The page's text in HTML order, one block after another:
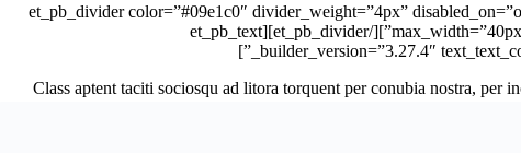
[/et_pb_text][et_pb_divider color=”#09e1c0″ divider_weight=”4px”
max_width=”40px” module_alignment=”left” custom_margin=”||10px|” animation_style=”zoom” animation_direction=”left” saved_tabs=”all” locked=”off”][/et_pb_divider][et_pb_text
_builder_version=”3.27.4″
Class aptent taciti sociosqu ad litora torquent per conubia nostra, per